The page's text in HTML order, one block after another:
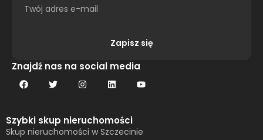
Zapisz się
Alternative:
Znajdź nas na social media
Szybki skup nieruchomości
Skup nieruchomości w Szczecinie